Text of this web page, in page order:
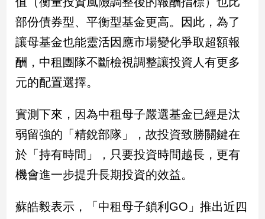
娛
樂
娛
樂
聞
流
行/
時
追
部份債券型、平衡型基金更高。因此，為了
讓母基金也能靈活因應市場變化爭取超額報
酬，中租團隊不斷檢視調整讓投資人有更多
元的配置選擇。
實測下來，因為中租母子嚴選基金已經是汰
弱留強的「精銳部隊」，故投資致勝關鍵在
於「持有時間」，只要投資時間越長，更有
機會進一步提升長期投資的效益。
蘇皓毅表示，「中租母子鎖利GO」推出近四